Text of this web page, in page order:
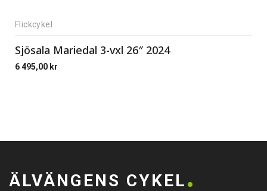
Flickcykel
Sjösala Mariedal 3-vxl 26″ 2024
6 495,00 kr
ÄLVÄNGENS CYKEL